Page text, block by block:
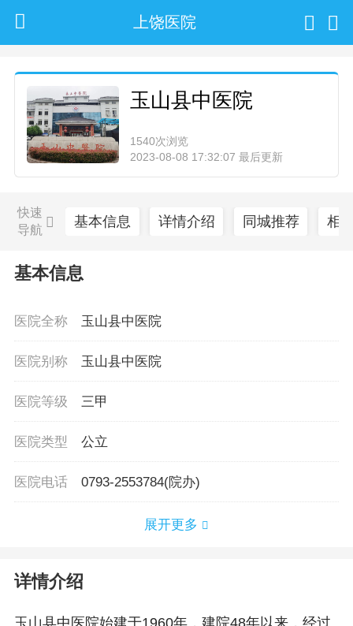
上饶医院
玉山县中医院
1540次浏览
2023-08-08 17:32:07 最后更新
快速
导航
基本信息 详情介绍 同城推荐 相
基本信息
医院全称 玉山县中医院
医院别称 玉山县中医院
医院等级 三甲
医院类型 公立
医院电话 0793-2553784(院办)
展开更多
详情介绍
玉山县中医院始建于1960年，建院48年以来，经过